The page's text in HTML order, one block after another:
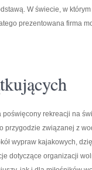
W świecie, w
prezentowana firma
poświęcony rekreacji na
przygodzie związanej z
wypraw kajakowych,
dotyczące organizacji